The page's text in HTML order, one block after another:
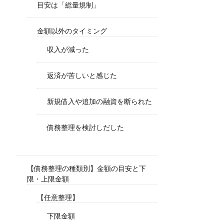
目安は「総量規制」
金額以外のタイミング
収入が減った
返済が苦しいと感じた
新規借入や追加の融資を断られた
債務整理を検討しだした
【債務整理の種類別】金額の目安と下
限・上限金額
【任意整理】
下限金額